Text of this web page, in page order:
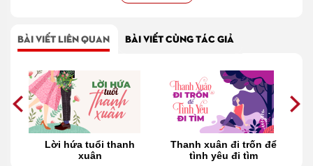
BÀI VIẾT LIÊN QUAN BÀI VIẾT CÙNG TÁC GIẢ
Lời hứa tuổi thanh
xuân
Thanh xuân đi trốn để
tình yêu đi tìm